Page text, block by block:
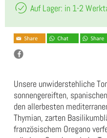
Auf Lager: in 1-2
Unsere unwiderstehliche
sonnengereiften,
den allerbesten
Thymian, zarten
französischem Oregano